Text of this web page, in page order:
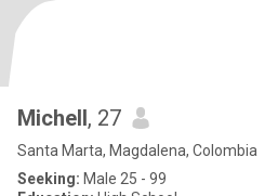
Michell, 27
Santa Marta, Magdalena, Colombia
Seeking: Male 25 - 99